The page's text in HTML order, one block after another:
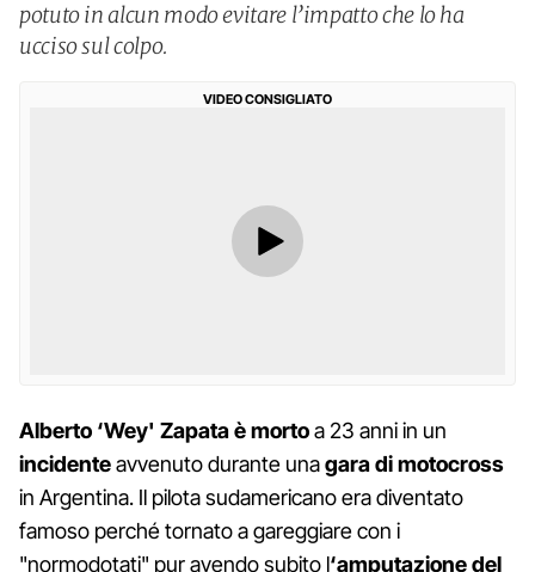
potuto in alcun modo evitare l’impatto che lo ha
ucciso sul colpo.
VIDEO CONSIGLIATO
Alberto ‘Wey' Zapata è mortoa 23 anni in un
incidenteavvenuto durante unagara di motocross
in Argentina. Il pilota sudamericano era diventato
famoso perché tornato a gareggiare con i
"normodotati" pur avendo subito l‘amputazione del